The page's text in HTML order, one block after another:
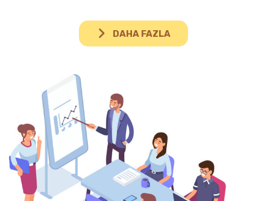
DAHA FAZLA